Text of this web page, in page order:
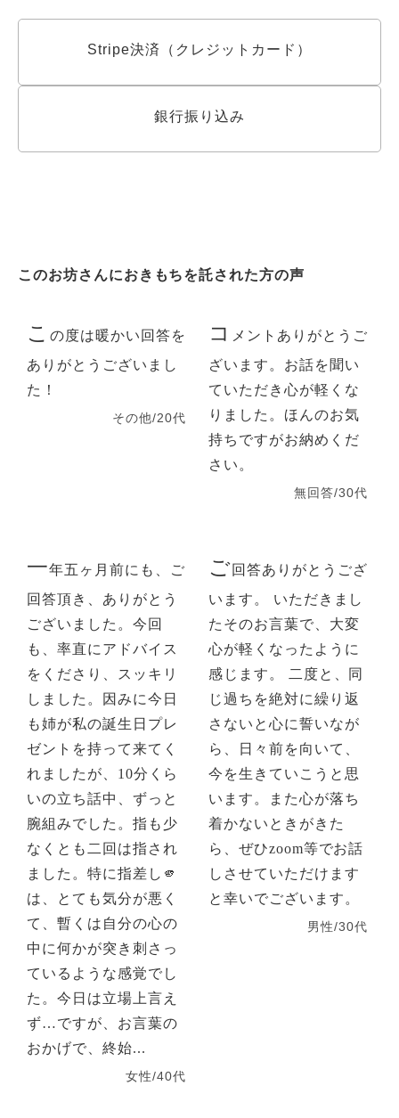
Stripe決済（クレジットカード）
銀行振り込み
このお坊さんにおきもちを託された方の声
こ の度は暖かい回答を
ありがとうございまし
た！
その他/20代
コ メントありがとうご
ざいます。お話を聞い
ていただき心が軽くな
りました。ほんのお気
持ちですがお納めくだ
さい。
無回答/30代
一年五ヶ月前にも、ご
回答頂き、ありがとう
ございました。今回
も、率直にアドバイス
をくださり、スッキリ
しました。因みに今日
も姉が私の誕生日プレ
ゼントを持って来てく
れましたが、10分くら
いの立ち話中、ずっと
腕組みでした。指も少
なくとも二回は指され
ました。特に指差し🫵
は、とても気分が悪く
て、暫くは自分の心の
中に何かが突き刺さっ
ているような感覚でし
た。今日は立場上言え
ず…ですが、お言葉の
おかげで、終始...
女性/40代
ご回答ありがとうござ
います。 いただきまし
たそのお言葉で、大変
心が軽くなったように
感じます。 二度と、同
じ過ちを絶対に繰り返
さないと心に誓いなが
ら、日々前を向いて、
今を生きていこうと思
います。また心が落ち
着かないときがきた
ら、ぜひzoom等でお話
しさせていただけます
と幸いでございます。
男性/30代